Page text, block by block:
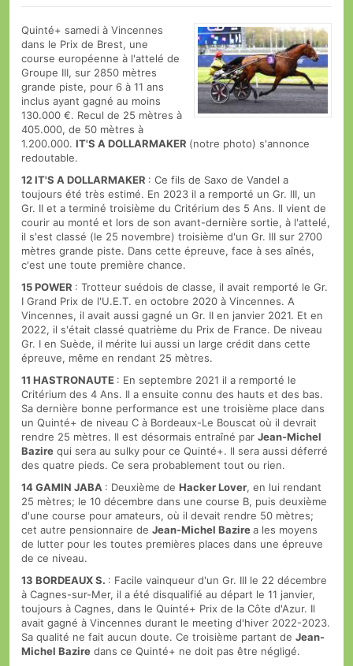
Quinté+ samedi à Vincennes
dans le Prix de Brest, une
course européenne à l'attelé de
Groupe III, sur 2850 mètres
grande piste, pour 6 à 11 ans
inclus ayant gagné au moins
130.000 €. Recul de 25 mètres à
405.000, de 50 mètres à
1.200.000. IT'S A DOLLARMAKER (notre photo) s'annonce
redoutable.
12IT'S A DOLLARMAKER : Ce fils de Saxo de Vandel a
toujours été très estimé. En 2023 il a remporté un Gr. III, un
Gr. II et a terminé troisième du Critérium des 5 Ans. Il vient de
courir au monté et lors de son avant-dernière sortie, à l'attelé,
il s'est classé (le 25 novembre) troisième d'un Gr. III sur 2700
mètres grande piste. Dans cette épreuve, face à ses aînés,
c'est une toute première chance.
15POWER : Trotteur suédois de classe, il avait remporté le Gr.
I Grand Prix de l'U.E.T. en octobre 2020 à Vincennes. A
Vincennes, il avait aussi gagné un Gr. II en janvier 2021. Et en
2022, il s'était classé quatrième du Prix de France. De niveau
Gr. I en Suède, il mérite lui aussi un large crédit dans cette
épreuve, même en rendant 25 mètres.
11 HASTRONAUTE : En septembre 2021 il a remporté le
Critérium des 4 Ans. Il a ensuite connu des hauts et des bas.
Sa dernière bonne performance est une troisième place dans
un Quinté+ de niveau C à Bordeaux-Le Bouscat où il devrait
rendre 25 mètres. Il est désormais entraîné par Jean-Michel
Bazire qui sera au sulky pour ce Quinté+. Il sera aussi déferré
des quatre pieds. Ce sera probablement tout ou rien.
14 GAMIN JABA : Deuxième de Hacker Lover, en lui rendant
25 mètres; le 10 décembre dans une course B, puis deuxième
d'une course pour amateurs, où il devait rendre 50 mètres;
cet autre pensionnaire de Jean-Michel Bazirea les moyens
de lutter pour les toutes premières places dans une épreuve
de ce niveau.
13 BORDEAUX S. : Facile vainqueur d'un Gr. III le 22 décembre
à Cagnes-sur-Mer, il a été disqualifié au départ le 11 janvier,
toujours à Cagnes, dans le Quinté+ Prix de la Côte d'Azur. Il
avait gagné à Vincennes durant le meeting d'hiver 2022-2023.
Sa qualité ne fait aucun doute. Ce troisième partant de Jean-
Michel Bazire dans ce Quinté+ ne doit pas être négligé.